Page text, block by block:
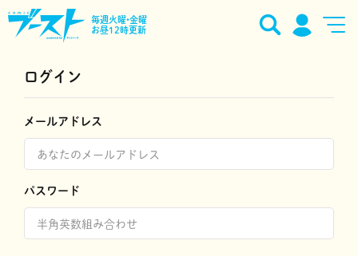
毎週火曜•金曜
お昼12時更新
ログイン
メールアドレス
パスワード